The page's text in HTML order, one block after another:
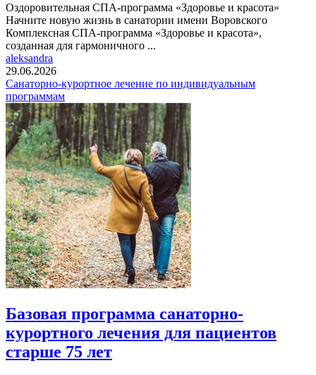
Оздоровительная СПА-программа «Здоровье и красота»
Начните новую жизнь в санатории имени Воровского
Комплексная СПА-программа «Здоровье и красота»,
созданная для гармоничного ...
aleksandra
29.06.2026
Санаторно-курортное лечение по индивидуальным
программам
Базовая программа санаторно-
курортного лечения для пациентов
старше 75 лет